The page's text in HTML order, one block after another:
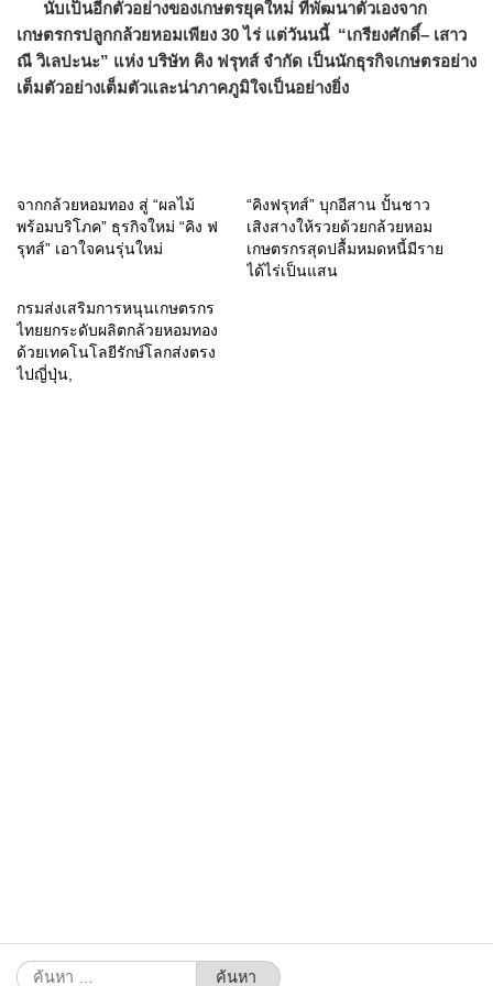
นับเป็นอีกตัวอย่างของเกษตรยุคใหม่ ที่พัฒนาตัวเองจาก
เกษตรกรปลูกกล้วยหอมเพียง 30 ไร่ แต่วันนนี้ “เกรียงศักดิ์– เสาว
ณี วิเลปะนะ” แห่ง บริษัท คิง ฟรุทส์ จำกัด เป็นนักธุรกิจเกษตรอย่าง
เต็มตัวอย่างเต็มตัวและน่าภาคภูมิใจเป็นอย่างยิ่ง
จากกล้วยหอมทอง สู่ “ผลไม้
พร้อมบริโภค” ธุรกิจใหม่ “คิง ฟ
รุทส์” เอาใจคนรุ่นใหม่
“คิงฟรุทส์” บุกอีสาน ปั้นชาว
เสิงสางให้รวยด้วยกล้วยหอม
เกษตรกรสุดปลื้มหมดหนี้มีราย
ได้ไร่เป็นแสน
กรมส่งเสริมการหนุนเกษตรกร
ไทยยกระดับผลิตกล้วยหอมทอง
ด้วยเทคโนโลยีรักษ์โลกส่งตรง
ไปญี่ปุ่น,
ค้นหา